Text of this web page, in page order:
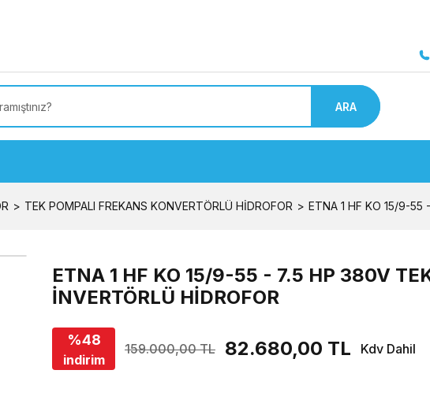
ARA
TEK POMPALI FREKANS KONVERTÖRLÜ HİDROFOR ETNA 1 HF KO 15/9-55
ETNA 1 HF KO 15/9-55 - 7.5 HP 380V
İNVERTÖRLÜ HİDROFOR
%48
indirim
159.000,00 TL 82.680,00 TL Kdv Dahil